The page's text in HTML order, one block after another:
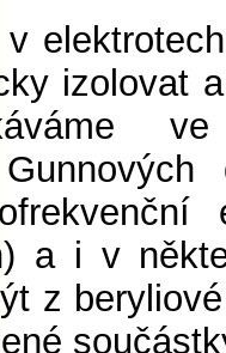
izolovat
ve
a i v
z